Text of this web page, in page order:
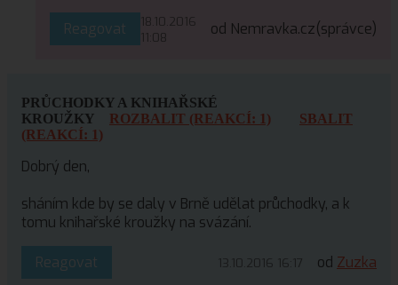
Reagovat
18.10.2016
11:08
od Nemravka.cz(správce)
PRŮCHODKY A KNIHAŘSKÉ
KROUŽKY
ROZBALIT (REAKCÍ: 1)
SBALIT
(REAKCÍ: 1)
Dobrý den,
sháním kde by se daly v Brně udělat průchodky, a k
tomu knihařské kroužky na svázání.
Reagovat 13.10.2016 16:17 od Zuzka